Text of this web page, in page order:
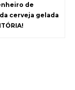
de
cerveja gelada